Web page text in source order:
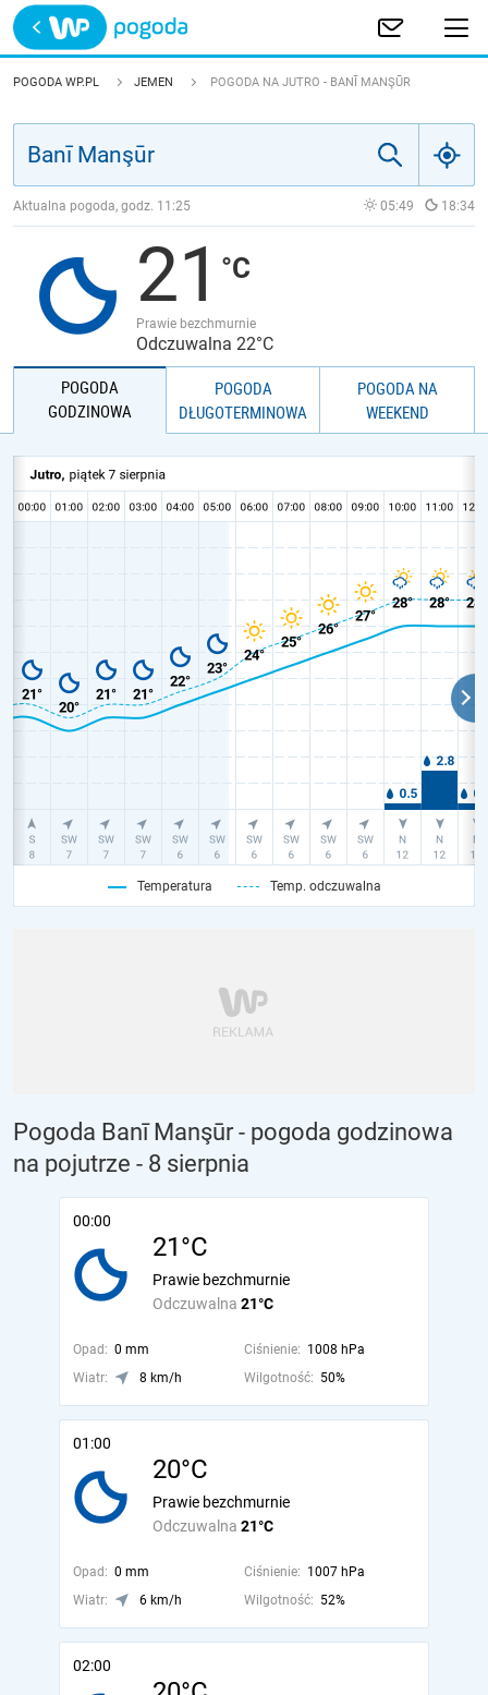
Trwa ładowanie
POLSKA
JAKOŚĆ POWIETRZA
POGODA WP.PL JEMEN POGODA NA JUTRO - BANĪ MANŞŪR
Aktualna pogoda, godz. 11:25 05:49 18:34
21
Prawie bezchmurnie
Odczuwalna 22°C
POGODA
GODZINOWA
POGODA
DŁUGOTERMINOWA
POGODA NA
WEEKEND
Temperatura Temp. odczuwalna
Pogoda Banī Manşūr - pogoda godzinowa
na pojutrze - 8 sierpnia
00:00
21°C
Odczuwalna 21°C
Prawie bezchmurnie
Opad: 0 mm Ciśnienie: 1008 hPa
Wiatr:
8 km/h Wilgotność: 50%
01:00
20°C
Odczuwalna 21°C
Prawie bezchmurnie
Opad: 0 mm Ciśnienie: 1007 hPa
Wiatr:
6 km/h Wilgotność: 52%
02:00